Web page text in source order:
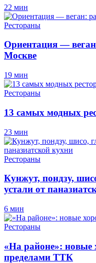
22 мин
Рестораны
Ориентация —
Москве
19 мин
Рестораны
13 самых модных
23 мин
Рестораны
Кунжут, пондзу,
устали от
6 мин
Рестораны
«На районе»: новые
пределами ТТК